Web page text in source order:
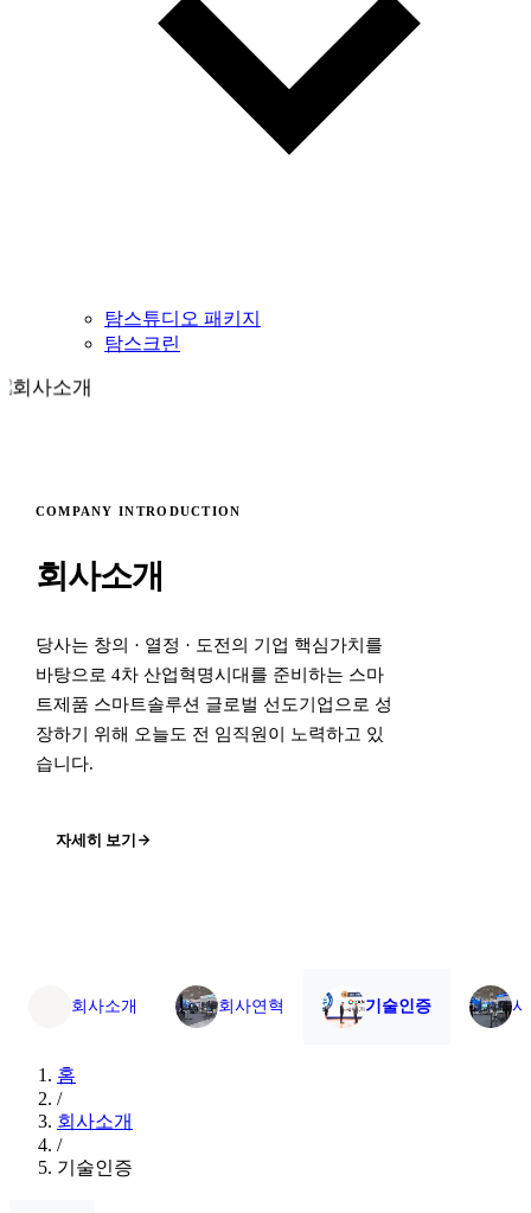
탐스튜디오 패키지
탐스크린
COMPANY INTRODUCTION
회사소개
당사는 창의 · 열정 · 도전의 기업 핵심가치를
바탕으로 4차 산업혁명시대를 준비하는 스마
트제품 스마트솔루션 글로벌 선도기업으로 성
장하기 위해 오늘도 전 임직원이 노력하고 있
습니다.
자세히 보기
회사소개 회사연혁 기술인증
홈
/
회사소개
/
기술인증